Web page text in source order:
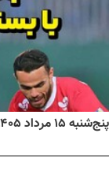
مرداد ۱۴۰۵